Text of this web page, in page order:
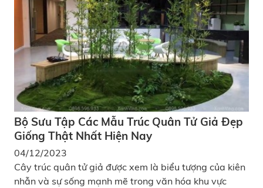
Bộ Sưu Tập Các Mẫu Trúc Quân Tử Giả Đẹp
Giống Thật Nhất Hiện Nay
04/12/2023
Cây trúc quân tử giả được xem là biểu tượng của kiên
nhẫn và sự sống mạnh mẽ trong văn hóa khu vực